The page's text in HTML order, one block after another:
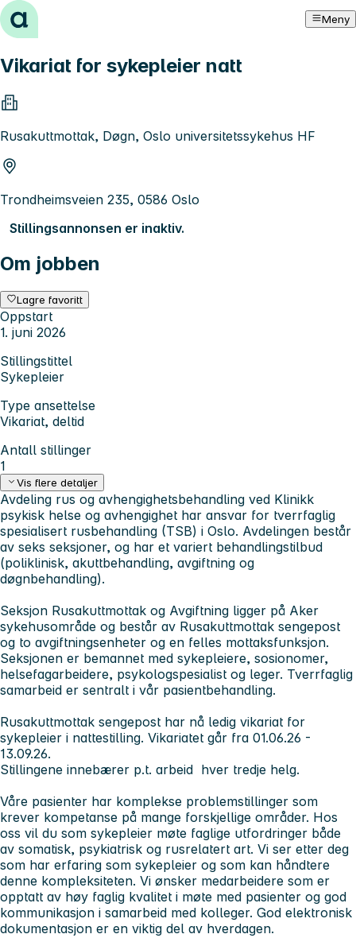
Hopp til innhold Meny
Vikariat for sykepleier natt
Rusakuttmottak, Døgn, Oslo universitetssykehus HF
Trondheimsveien 235, 0586 Oslo
Stillingsannonsen er inaktiv.
Om jobben
Lagre favoritt
Oppstart
1. juni 2026
Stillingstittel
Sykepleier
Type ansettelse
Vikariat, deltid
Antall stillinger
1
Vis flere detaljer
Avdeling rus og avhengighetsbehandling ved Klinikk
psykisk helse og avhengighet har ansvar for tverrfaglig
spesialisert rusbehandling (TSB) i Oslo. Avdelingen består
av seks seksjoner, og har et variert behandlingstilbud
(poliklinisk, akuttbehandling, avgiftning og
døgnbehandling).
Seksjon Rusakuttmottak og Avgiftning ligger på Aker
sykehusområde og består av Rusakuttmottak sengepost
og to avgiftningsenheter og en felles mottaksfunksjon.
Seksjonen er bemannet med sykepleiere, sosionomer,
helsefagarbeidere, psykologspesialist og leger. Tverrfaglig
samarbeid er sentralt i vår pasientbehandling.
Rusakuttmottak sengepost har nå ledig vikariat for
sykepleier i nattestilling. Vikariatet går fra 01.06.26 -
13.09.26.
Stillingene innebærer p.t. arbeid hver tredje helg.
Våre pasienter har komplekse problemstillinger som
krever kompetanse på mange forskjellige områder. Hos
oss vil du som sykepleier møte faglige utfordringer både
av somatisk, psykiatrisk og rusrelatert art. Vi ser etter deg
som har erfaring som sykepleier og som kan håndtere
denne kompleksiteten. Vi ønsker medarbeidere som er
opptatt av høy faglig kvalitet i møte med pasienter og god
kommunikasjon i samarbeid med kolleger. God elektronisk
dokumentasjon er en viktig del av hverdagen.